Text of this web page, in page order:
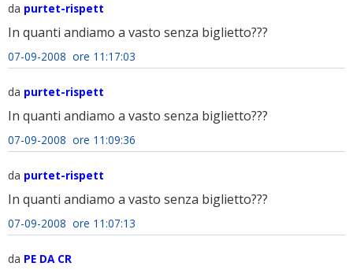
da purtet-rispett
In quanti andiamo a vasto senza biglietto???
07-09-2008 ore 11:17:03
da purtet-rispett
In quanti andiamo a vasto senza biglietto???
07-09-2008 ore 11:09:36
da purtet-rispett
In quanti andiamo a vasto senza biglietto???
07-09-2008 ore 11:07:13
da PE DA CR